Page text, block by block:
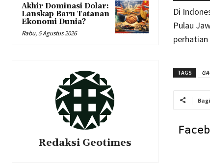
Akhir Dominasi Dolar:
Lanskap Baru Tatanan
Ekonomi Dunia?
Rabu, 5 Agustus 2026
Redaksi Geotimes
Di
Pulau
TAGS